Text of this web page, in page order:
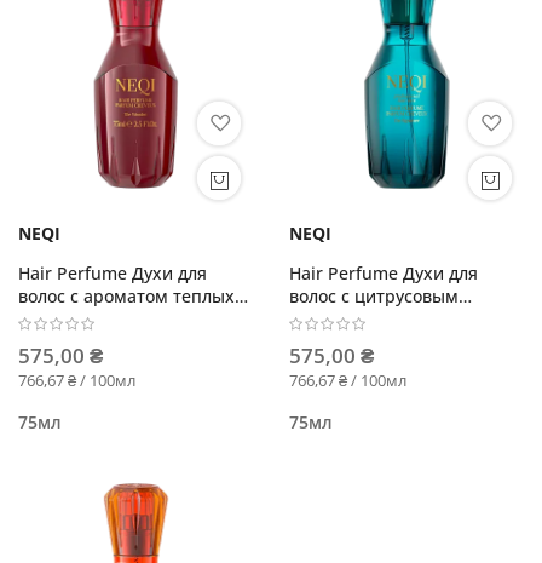
NEQI
Hair Perfume Духи для
волос с ароматом теплых
древесных нот
575,00 ₴
766,67 ₴ / 100мл
75мл
NEQI
Hair Perfume Духи для
волос с цитрусовым
ароматом
575,00 ₴
766,67 ₴ / 100мл
75мл